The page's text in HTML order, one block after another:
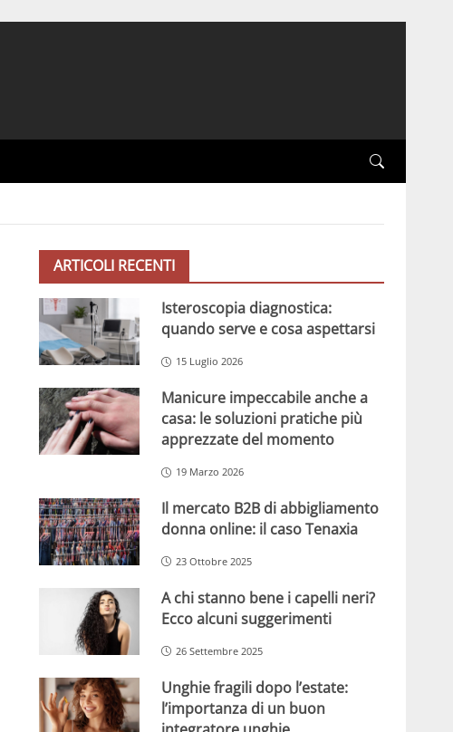
ARTICOLI RECENTI
Isteroscopia diagnostica:
quando serve e cosa aspettarsi
15 Luglio 2026
Manicure impeccabile anche a
casa: le soluzioni pratiche più
apprezzate del momento
19 Marzo 2026
Il mercato B2B di abbigliamento
donna online: il caso Tenaxia
23 Ottobre 2025
A chi stanno bene i capelli neri?
Ecco alcuni suggerimenti
26 Settembre 2025
Unghie fragili dopo l’estate:
l’importanza di un buon